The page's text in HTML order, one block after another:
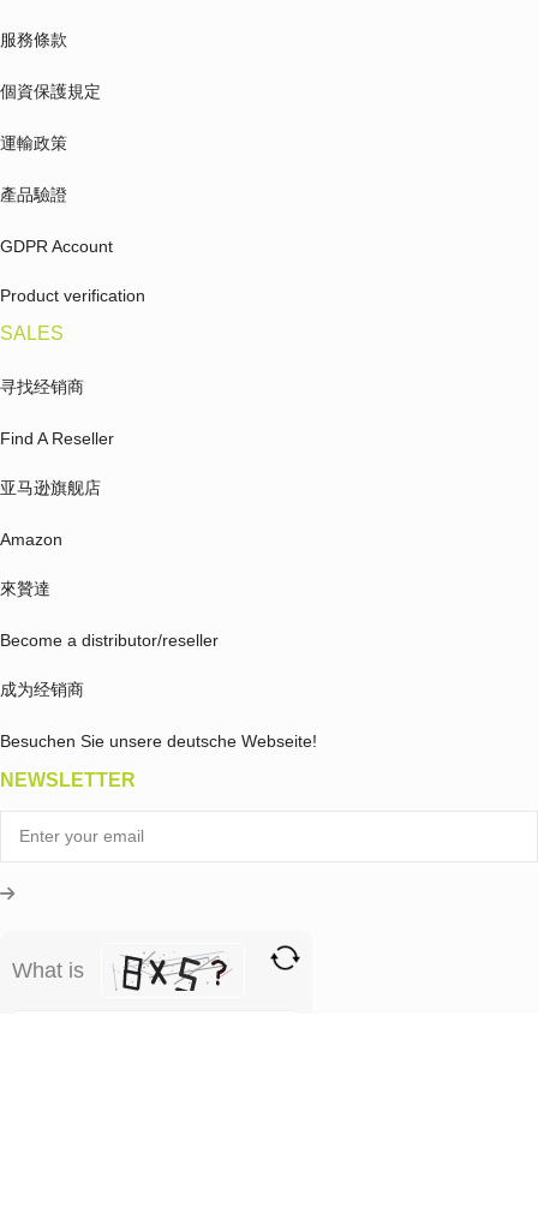
服務條款
個資保護規定
運輸政策
產品驗證
GDPR Account
Product verification
SALES
寻找经销商
Find A Reseller
亚马逊旗舰店
Amazon
來贊達
Become a distributor/reseller
成为经销商
Besuchen Sie unsere deutsche Webseite!
NEWSLETTER
What is